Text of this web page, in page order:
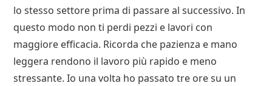
lo stesso settore prima di passare al successivo. In
questo modo non ti perdi pezzi e lavori con
maggiore efficacia. Ricorda che pazienza e mano
leggera rendono il lavoro più rapido e meno
stressante. Io una volta ho passato tre ore su un